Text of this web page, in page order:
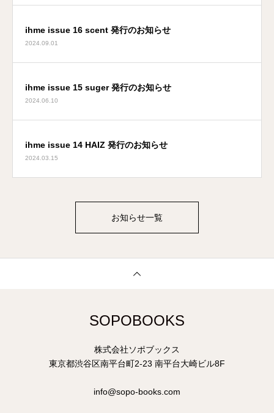
ihme issue 16 scent 発行のお知らせ
2024.09.01
ihme issue 15 suger 発行のお知らせ
2024.06.10
ihme issue 14 HAIZ 発行のお知らせ
2024.03.15
お知らせ一覧
SOPOBOOKS
株式会社ソポブックス
東京都渋谷区南平台町2-23 南平台大崎ビル8F
info@sopo-books.com